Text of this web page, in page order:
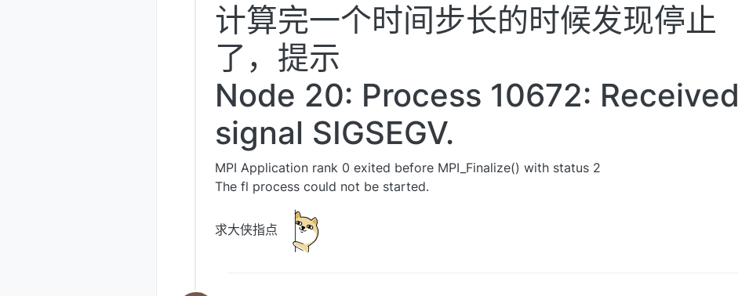
计算完一个时间步长的时候发现停止
了，提示
Node 20: Process 10672: Received
signal SIGSEGV.
MPI Application rank 0 exited before MPI_Finalize() with status 2
The fl process could not be started.
求大侠指点